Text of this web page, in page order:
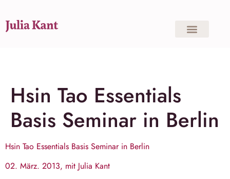
Hsin Tao Essentials
Basis Seminar in Berlin
Hsin Tao Essentials Basis Seminar in Berlin
02. März. 2013, mit Julia Kant